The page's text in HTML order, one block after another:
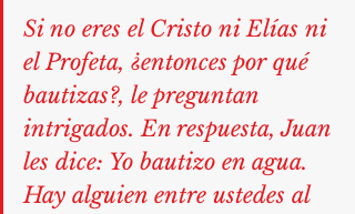
Si no eres el Cristo ni Elías ni
el Profeta, ¿entonces por qué
bautizas?, le preguntan
intrigados. En respuesta, Juan
les dice: Yo bautizo en agua.
Hay alguien entre ustedes al